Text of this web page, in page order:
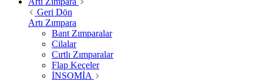
Geri Dön
Artı Zımpara
Bant Zımparalar
Cilalar
Cırtlı Zımparalar
Flap Keçeler
İNSOMİA